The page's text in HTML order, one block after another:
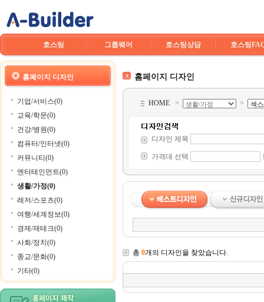
호스팅 그룹웨어 호스팅상담 호스팅
홈페이지 디자인
기업/서비스(0)
교육/학문(0)
건강/병원(0)
컴퓨터/인터넷(0)
커뮤니티(0)
엔터테인먼트(0)
생활/가정(0)
레저/스포츠(0)
여행/세계정보(0)
경제/재테크(0)
사회/정치(0)
종교/문화(0)
기타(0)
홈페이지 디자인
HOME > >
디자인 제목
가격대 선택
총 0개의 디자인을 찾았습니다.